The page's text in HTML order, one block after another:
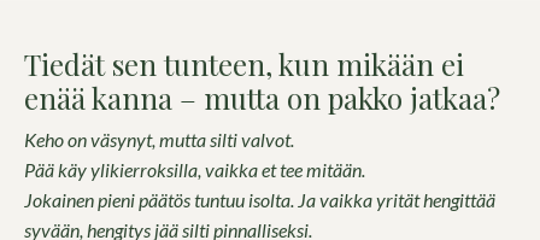
Tiedät sen tunteen, kun mikään ei
enää kanna – mutta on pakko jatkaa?
Keho on väsynyt, mutta silti valvot.
Pää käy ylikierroksilla, vaikka et tee mitään.
Jokainen pieni päätös tuntuu isolta. Ja vaikka yrität hengittää
syvään, hengitys jää silti pinnalliseksi.